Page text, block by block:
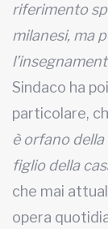
riferimento
milanesi, ma
Sindaco ha
particolare,
è orfano
figlio della
che mai
opera